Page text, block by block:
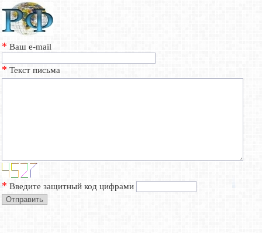
* Ваш e-mail
* Текст письма
* Введите защитный код цифрами